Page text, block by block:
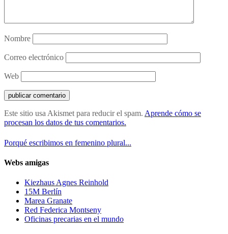
Nombre
Correo electrónico
Web
Este sitio usa Akismet para reducir el spam. Aprende cómo se
procesan los datos de tus comentarios.
Porqué escribimos en femenino plural...
Webs amigas
Kiezhaus Agnes Reinhold
15M Berlín
Marea Granate
Red Federica Montseny
Oficinas precarias en el mundo